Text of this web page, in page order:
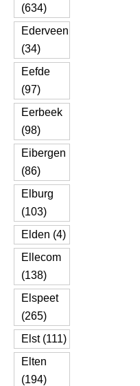
(634)
Ederveen
(34)
Eefde
(97)
Eerbeek
(98)
Eibergen
(86)
Elburg
(103)
Elden (4)
Ellecom
(138)
Elspeet
(265)
Elst (111)
Elten
(194)